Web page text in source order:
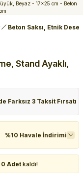
Beton Saksı, Etnik
Stand Ayaklı,
Farksız 3 Taksit Fırsatı
%10 Havale İndirimi
0 Adet kaldı!